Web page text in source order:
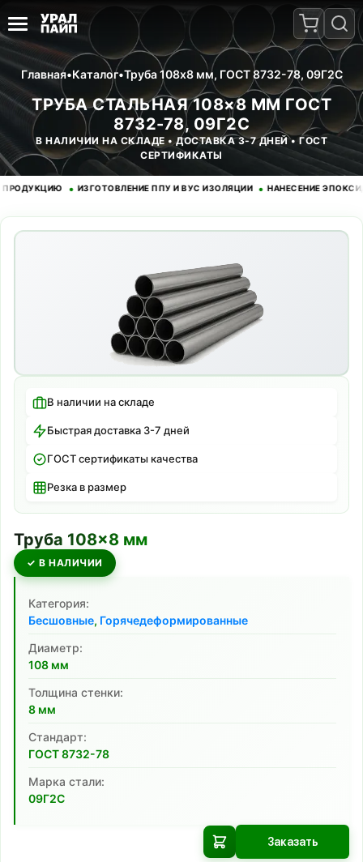
Главная•Каталог•Труба 108x8 мм, ГОСТ 8732-78, 09Г2С
ТРУБА СТАЛЬНАЯ 108×8 ММ ГОСТ
8732-78, 09Г2С
В НАЛИЧИИ НА СКЛАДЕ • ДОСТАВКА 3-7 ДНЕЙ • ГОСТ
СЕРТИФИКАТЫ
• ИЗГОТОВЛЕНИЕ ППУ И ВУС ИЗОЛЯЦИИ • НАНЕСЕНИЕ
В наличии на складе
Быстрая доставка 3-7 дней
ГОСТ сертификаты качества
Резка в размер
Труба 108×8 мм
✓ В НАЛИЧИИ
Категория:
Бесшовные, Горячедеформированные
Диаметр:
108 мм
Толщина стенки:
8 мм
Cтандарт:
ГОСТ 8732-78
Марка стали:
09Г2С
Заказать